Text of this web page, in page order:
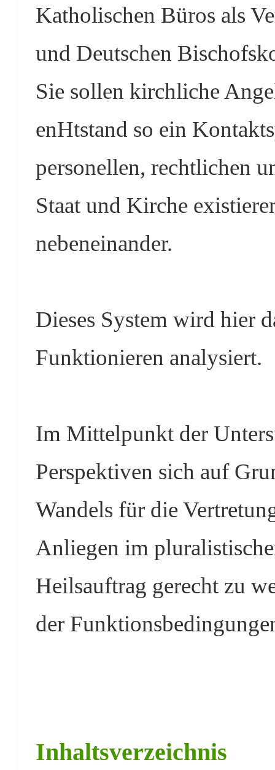
Katholischen Büros als
und Deutschen
Sie sollen kirchliche
enHtstand so ein
personellen, rechtlichen
Staat und Kirche
nebeneinander.
Dieses System wird hier
Funktionieren analysiert.
Im Mittelpunkt der
Perspektiven sich auf
Wandels für die
Anliegen im
Heilsauftrag gerecht zu
der
Inhaltsverzeichnis